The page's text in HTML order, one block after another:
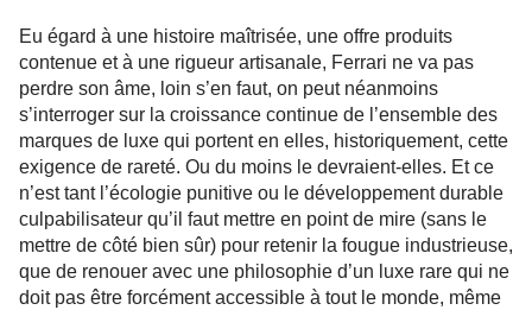
Eu égard à une histoire maîtrisée, une offre produits
contenue et à une rigueur artisanale, Ferrari ne va pas
perdre son âme, loin s’en faut, on peut néanmoins
s’interroger sur la croissance continue de l’ensemble des
marques de luxe qui portent en elles, historiquement, cette
exigence de rareté. Ou du moins le devraient-elles. Et ce
n’est tant l’écologie punitive ou le développement durable
culpabilisateur qu’il faut mettre en point de mire (sans le
mettre de côté bien sûr) pour retenir la fougue industrieuse,
que de renouer avec une philosophie d’un luxe rare qui ne
doit pas être forcément accessible à tout le monde, même